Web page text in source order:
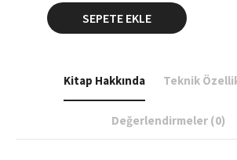
YILLIK:
İFTİHAR
KİTABI
YILLIĞI
adet
SEPETE EKLE
Kitap Hakkında Teknik
Değerlendirmeler (0)